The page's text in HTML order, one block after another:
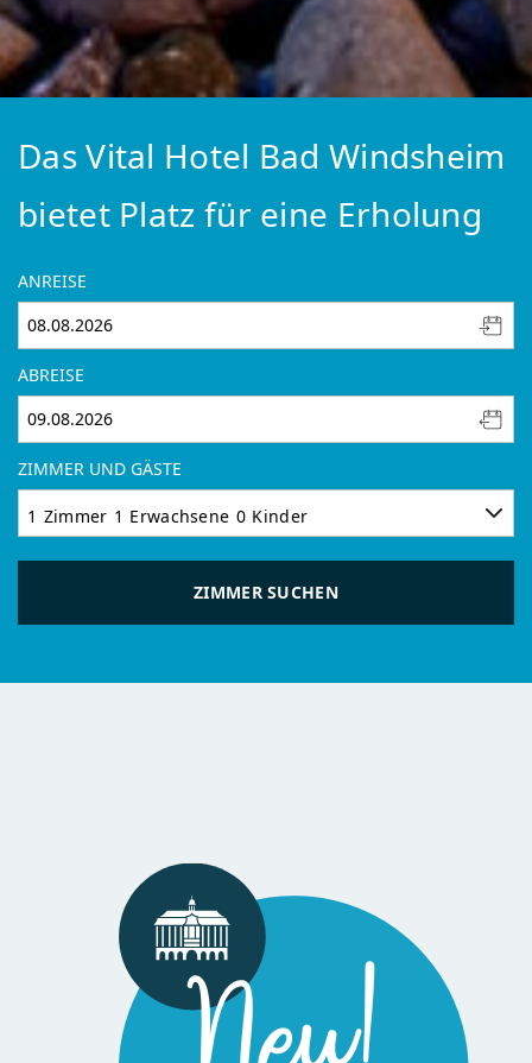
Das Vital Hotel Bad Windsheim
bietet Platz für eine Erholung
ANREISE
ABREISE
ZIMMER UND GÄSTE
1 Zimmer 1 Erwachsene 0 Kinder
ZIMMER SUCHEN